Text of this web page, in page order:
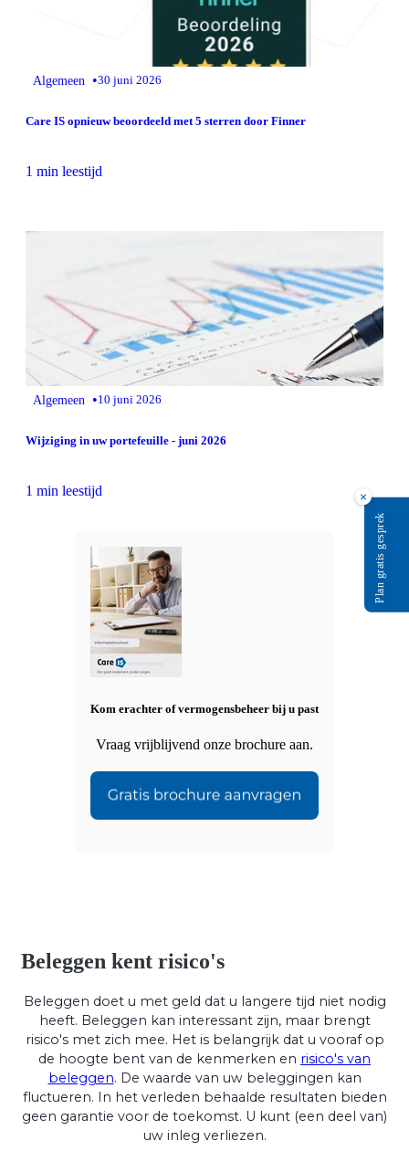
Algemeen •30 juni 2026
Care IS opnieuw beoordeeld met 5 sterren door Finner
1 min leestijd
Algemeen •10 juni 2026
Wijziging in uw portefeuille - juni 2026
1 min leestijd
Kom erachter of vermogensbeheer bij u past
Vraag vrijblijvend onze brochure aan.
Beleggen kent risico's
Beleggen doet u met geld dat u langere tijd niet nodig
heeft. Beleggen kan interessant zijn, maar brengt
risico's met zich mee. Het is belangrijk dat u vooraf op
de hoogte bent van de kenmerken en risico's van
beleggen. De waarde van uw beleggingen kan
fluctueren. In het verleden behaalde resultaten bieden
geen garantie voor de toekomst. U kunt (een deel van)
uw inleg verliezen.
×
Plan gratis gesprek